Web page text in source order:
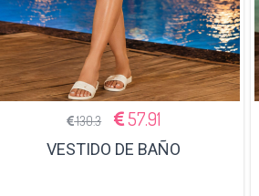
130.3 57.91
VESTIDO DE BAÑO